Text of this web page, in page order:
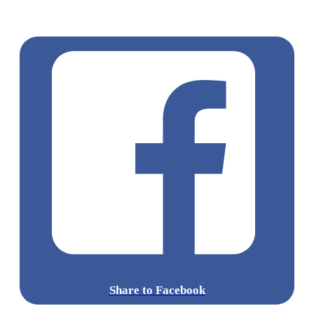
Share to Facebook